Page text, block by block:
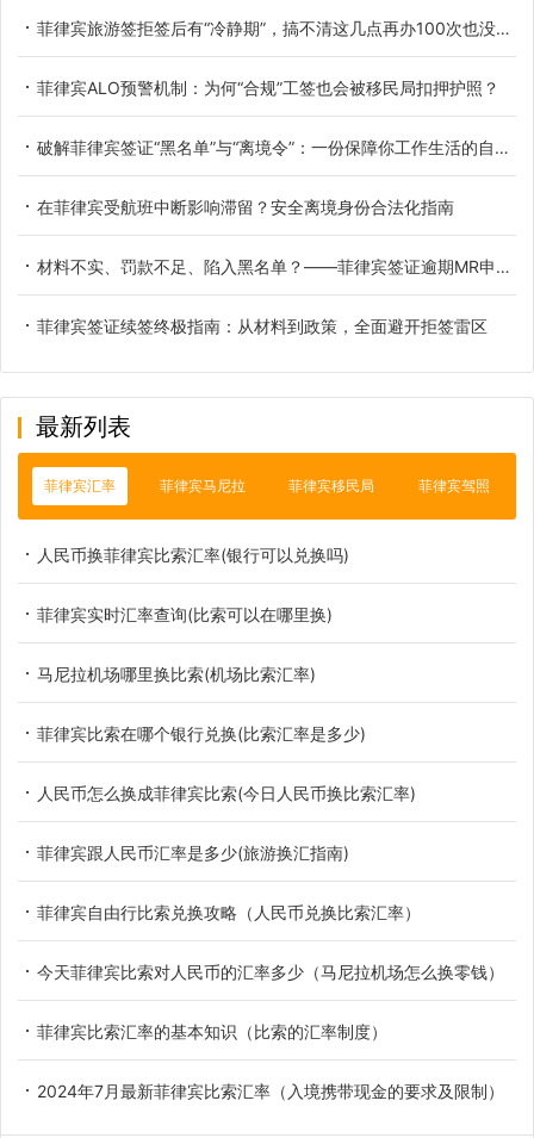
菲律宾旅游签拒签后有“冷静期”，搞不清这几点再办100次也没用！
菲律宾ALO预警机制：为何“合规”工签也会被移民局扣押护照？
破解菲律宾签证“黑名单”与“离境令”：一份保障你工作生活的自救攻略
在菲律宾受航班中断影响滞留？安全离境身份合法化指南
材料不实、罚款不足、陷入黑名单？——菲律宾签证逾期MR申请被拒全原因避坑指南
菲律宾签证续签终极指南：从材料到政策，全面避开拒签雷区
最新列表
菲律宾汇率 菲律宾马尼拉 菲律宾移民局 菲律宾驾照
人民币换菲律宾比索汇率(银行可以兑换吗)
菲律宾实时汇率查询(比索可以在哪里换)
马尼拉机场哪里换比索(机场比索汇率)
菲律宾比索在哪个银行兑换(比索汇率是多少)
人民币怎么换成菲律宾比索(今日人民币换比索汇率)
菲律宾跟人民币汇率是多少(旅游换汇指南)
菲律宾自由行比索兑换攻略（人民币兑换比索汇率）
今天菲律宾比索对人民币的汇率多少（马尼拉机场怎么换零钱）
菲律宾比索汇率的基本知识（比索的汇率制度）
2024年7月最新菲律宾比索汇率（入境携带现金的要求及限制）